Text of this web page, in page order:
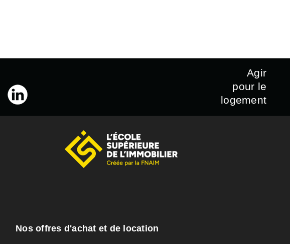
Agir
pour le
logement
Nos offres d'achat et de location